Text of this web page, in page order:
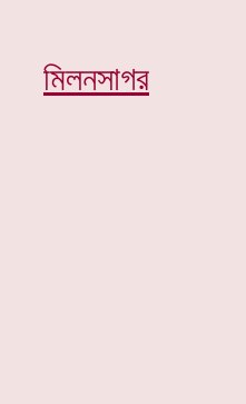
মিলনসাগর